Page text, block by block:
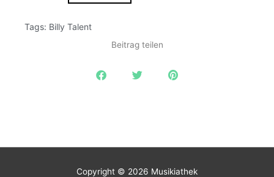
Tags: Billy Talent
Beitrag teilen
Copyright © 2026 Musikiathek